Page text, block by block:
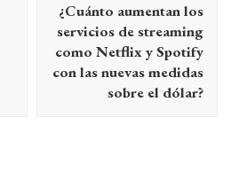
¿Cuánto aumentan los
servicios de streaming
como Netflix y Spotify
con las nuevas medidas
sobre el dólar?